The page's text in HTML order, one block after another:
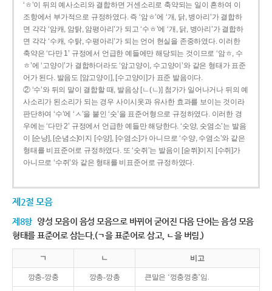
‘ㅎ’이 뒤의 예사소리와 결합하면 거센소리로 축약되는 일이 흔하여 이
조항에서 부가적으로 규정하였다. 즉 ‘암ㅎ’에 ‘개, 닭, 병아리’가 결합하
면 각각 ‘암캐, 암탉, 암평아리’가 되고 ‘수ㅎ’에 ‘개, 닭, 병아리’가 결합하
면 각각 ‘수캐, 수탉, 수평아리’가 되는 언어 현실을 존중하였다. 이러한
축약은 ‘다만 1’ 규정에서 언급한 예들에만 해당되는 것이므로 ‘암ㅎ, 수
ㅎ’에 ‘고양이’가 결합하더라도 ‘암고양이, 수고양이’와 같은 형태가 표준
어가 된다. 발음도 [암고양이], [수고양이]가 표준 발음이다.
② ‘수’와 뒤의 말이 결합할 때, 발음상 [ㄴ(ㄴ)] 첨가가 일어나거나 뒤의 예
사소리가 된소리가 되는 경우 사이시옷과 유사한 효과를 보이는 것이라
판단하여 ‘수’에 ‘ㅅ’을 붙인 ‘숫’을 표준어형으로 규정하였다. 이러한 경
우에는 ‘다만 2’ 규정에서 언급한 예들만 해당한다. ‘숫양, 숫염소’는 발음
이 [순냥], [순념소]이지 [수양], [수염소]가 아니므로 ‘수양, 수염소’와 같은
형태를 비표준어로 규정하였다. 또 ‘숫쥐’는 발음이 [숟쮜]이지 [수쥐]가
아니므로 ‘수쥐’와 같은 형태를 비표준어로 규정하였다.
제2절 모음
제8항 양성 모음이 음성 모음으로 바뀌어 굳어진 다음 단어는 음성 모음
형태를 표준어로 삼는다.(ㄱ을 표준어로 삼고, ㄴ을 버림.)
ㄱ ㄴ 비고
깡충-깡충 깡총-깡총 큰말은 ‘껑충껑충’임.